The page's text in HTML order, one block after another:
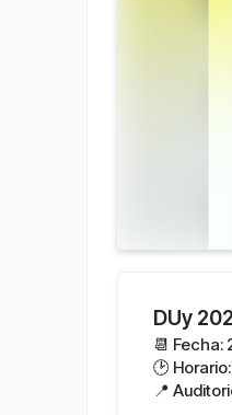
DUy
📆 Fecha:
🕑
📍